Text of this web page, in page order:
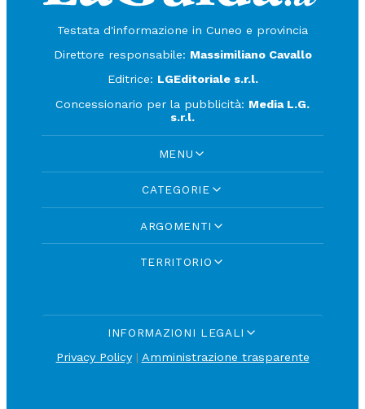
Testata d'informazione in Cuneo e provincia
Direttore responsabile: Massimiliano Cavallo
Editrice: LGEditoriale s.r.l.
Concessionario per la pubblicità: Media L.G.
s.r.l.
MENU
CATEGORIE
ARGOMENTI
TERRITORIO
INFORMAZIONI LEGALI
Privacy Policy| Amministrazione trasparente